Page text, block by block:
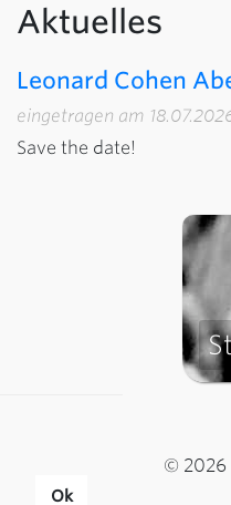
Ok
Aktuelles
Leonard Cohen
eingetragen am
Save the date!
© 2026